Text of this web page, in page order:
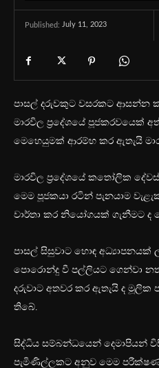
Published: July 11, 2023
පාසල් දරුවකුට වසරකට ආසන්න
මාරවිල ප්‍රදේශයේ පූජකරවයෙක්
මෙහෙයුමක් ආරම්භ කර ඇතැයි
මාරවිල ප්‍රදේශයේ කතෝලික
මෙම පූජකයා රටින් පැනයාම
වාර්තා කර නියෝගයක් ගැනීමට
පාසල් සිසුවාට හොඳ අධ්‍යාපනයක්
පොරොන්දු වී පල්ලියට ගෙන්වා
දරුවාට අතවර කර ඇතැයි ද
තිබේ.
සිද්ධිය සම්බන්ධයෙන් දෙමාපියන්
පැමිණිල්ලකට අනුව මෙම